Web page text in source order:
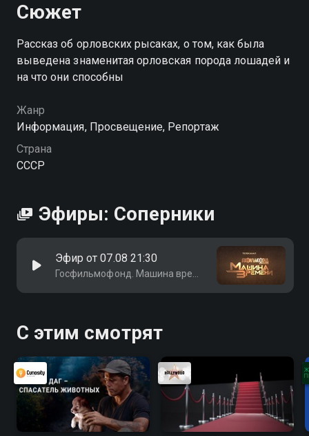
Сюжет
Рассказ об орловских рысаках, о том, как была
выведена знаменитая орловская порода лошадей и
на что они способны
Жанр
Информация, Просвещение, Репортаж
Страна
СССР
Эфиры: Соперники
Эфир от 07.08 21:30
С этим смотрят